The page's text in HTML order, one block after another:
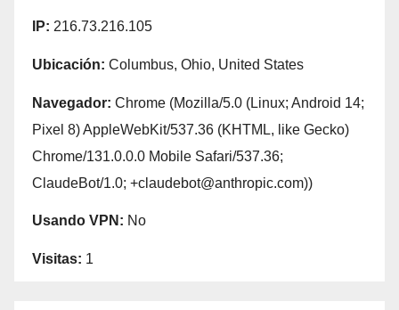
IP: 216.73.216.105
Ubicación: Columbus, Ohio, United States
Navegador: Chrome (Mozilla/5.0 (Linux; Android 14;
Pixel 8) AppleWebKit/537.36 (KHTML, like Gecko)
Chrome/131.0.0.0 Mobile Safari/537.36;
ClaudeBot/1.0; +claudebot@anthropic.com))
Usando VPN: No
Visitas: 1